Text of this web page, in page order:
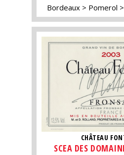
Bordeaux Pomerol
CHÂTEAU
SCEA DES